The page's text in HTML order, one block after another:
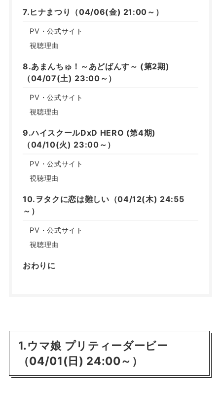
7.ヒナまつり（04/06(金) 21:00～）
PV・公式サイト
視聴理由
8.あまんちゅ！～あどばんす～ (第2期)
（04/07(土) 23:00～）
PV・公式サイト
視聴理由
9.ハイスクールDxD HERO (第4期)
（04/10(火) 23:00～）
PV・公式サイト
視聴理由
10.ヲタクに恋は難しい（04/12(木) 24:55
～）
PV・公式サイト
視聴理由
おわりに
1.ウマ娘 プリティーダービー
（04/01(日) 24:00～）